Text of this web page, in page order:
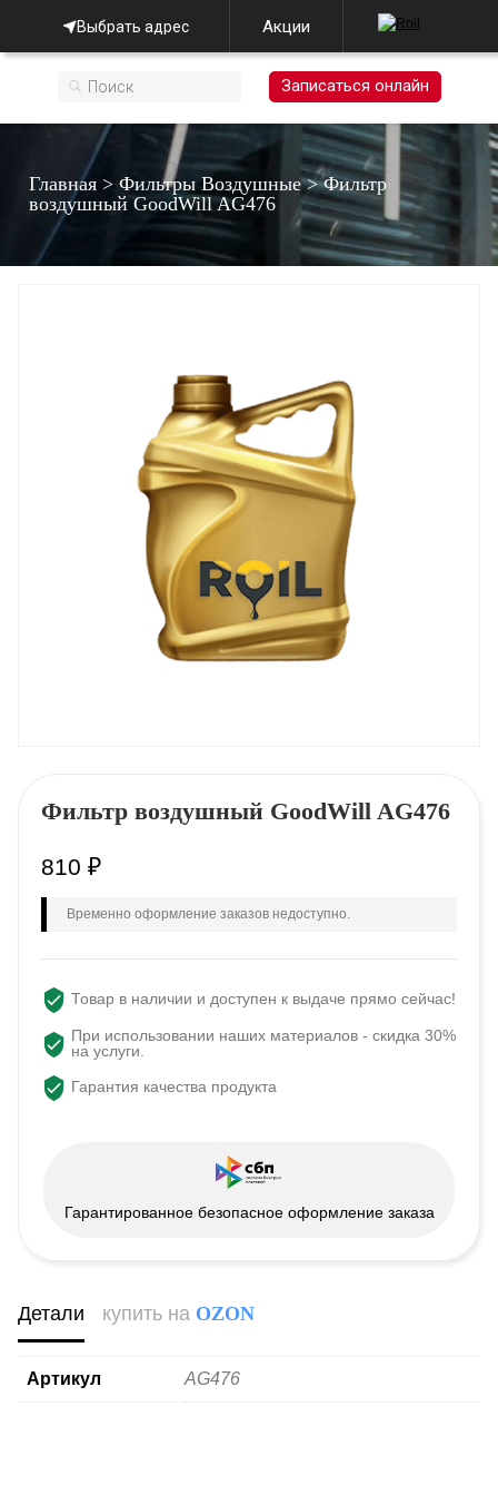
Выбрать адрес Акции
Записаться онлайн
Главная >Фильтры Воздушные>Фильтр
воздушный GооdWill AG476
Фильтр воздушный GооdWill AG476
810 ₽
Временно оформление заказов недоступно.
Товар в наличии и доступен к выдаче прямо сейчас!
При использовании наших материалов - скидка 30%
на услуги.
Гарантия качества продукта
Гарантированное безопасное оформление заказа
Детали купить на OZON
Артикул AG476